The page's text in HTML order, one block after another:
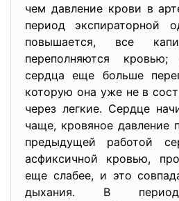
чем давление крови в
период экспираторной
повышается, все
переполняются кровью;
сердца еще больше
которую она уже не в
через легкие. Сердце
чаще, кровяное давление
предыдущей работой
асфиксичной кровью,
еще слабее, и это
дыхания. В период